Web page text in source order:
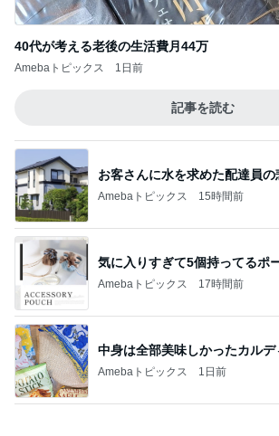
Amebaトピックス 15時間前
Amebaトピックス 17時間前
中身は全部美味しかったカルデ
Amebaトピックス 1日前
2歳まで女の子だった息子の話
Amebaトピックス 18時間前